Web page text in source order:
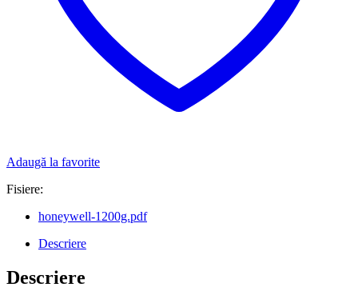
Adaugă la favorite
Fisiere:
honeywell-1200g.pdf
Descriere
Descriere